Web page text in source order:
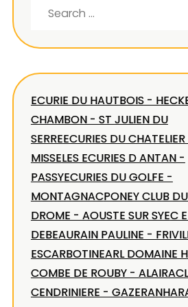
ECURIE DU HAUTBOIS -
CHAMBON - ST JULIEN DU
SERREECURIES DU
MISSELES ECURIES D ANTAN -
PASSYECURIES DU GOLFE -
MONTAGNACPONEY CLUB
DROME - AOUSTE SUR SYEC
DEBEAURAIN PAULINE -
ESCARBOTINEARL DOMAINE
COMBE DE ROUBY - ALAIRAC
CENDRINIERE - GAZERAN